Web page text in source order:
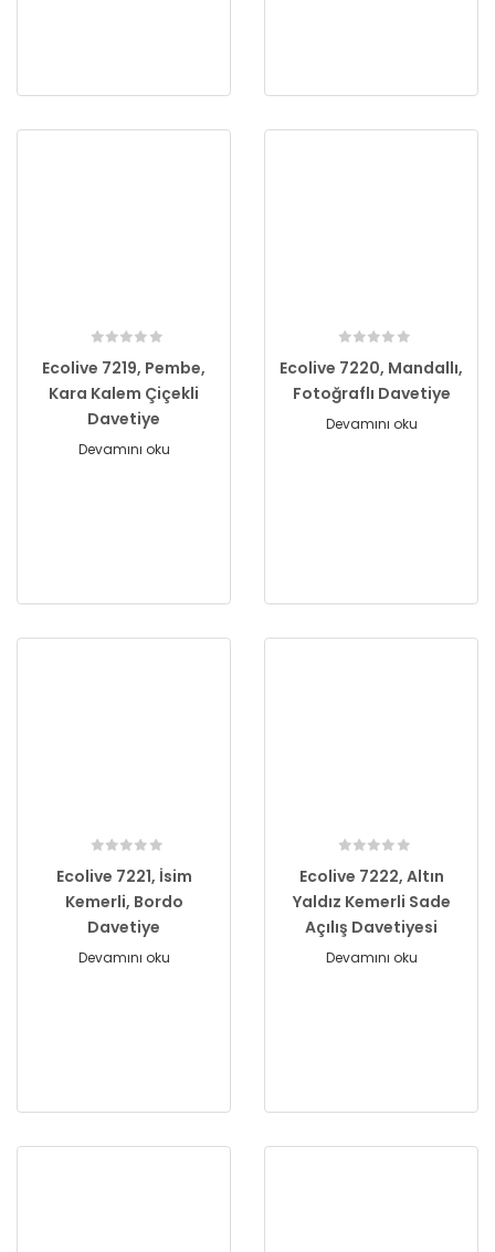
Ecolive 7219, Pembe,
Kara Kalem Çiçekli
Davetiye
Devamını oku
Ecolive 7220, Mandallı,
Fotoğraflı Davetiye
Devamını oku
Ecolive 7221, İsim
Kemerli, Bordo
Davetiye
Devamını oku
Ecolive 7222, Altın
Yaldız Kemerli Sade
Açılış Davetiyesi
Devamını oku